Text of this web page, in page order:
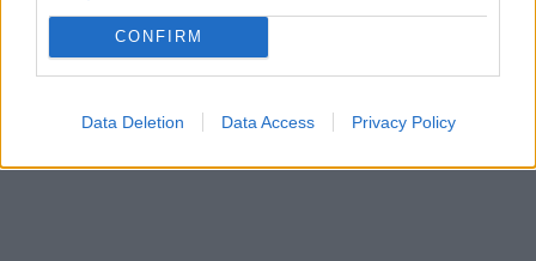
CONFIRM
Data Deletion Data Access Privacy Policy
in ospedale. Le dichiarazioni ai giornalisti